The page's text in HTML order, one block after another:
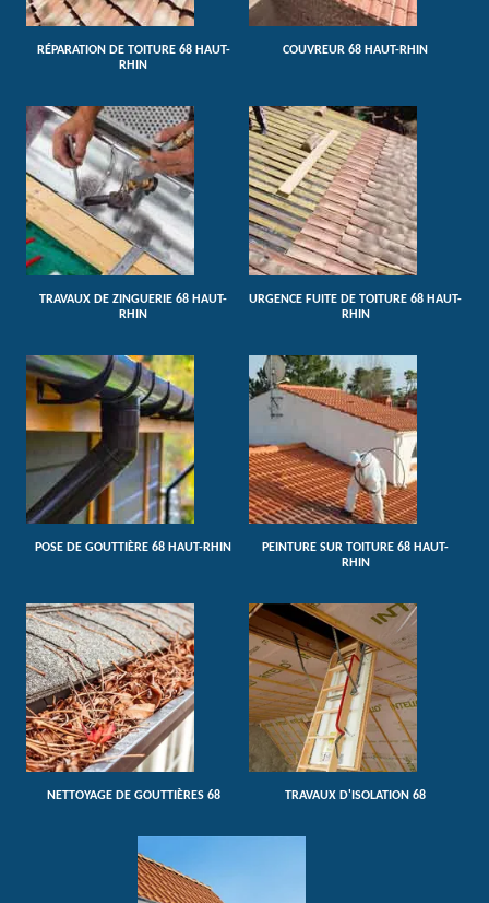
RÉPARATION DE TOITURE 68 HAUT-
RHIN
COUVREUR 68 HAUT-RHIN
TRAVAUX DE ZINGUERIE 68 HAUT-
RHIN
URGENCE FUITE DE TOITURE 68 HAUT-
RHIN
POSE DE GOUTTIÈRE 68 HAUT-RHIN
PEINTURE SUR TOITURE 68 HAUT-
RHIN
NETTOYAGE DE GOUTTIÈRES 68 TRAVAUX D'ISOLATION 68